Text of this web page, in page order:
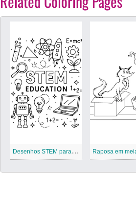
D
esenhos STEM para colorir Raposa em